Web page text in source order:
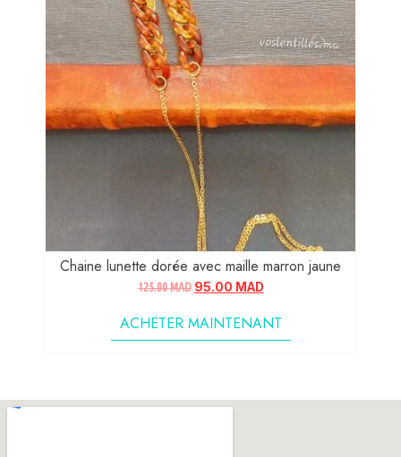
Chaine lunette dorée avec maille marron jaune
125.00MAD 95.00 MAD
ACHETER MAINTENANT